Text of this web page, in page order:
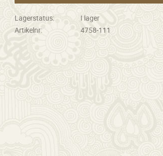
Lagerstatus
I lager
Artikelnr
4758-111